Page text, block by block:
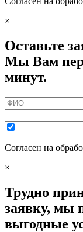
×
Оставьте
Мы Вам
минут.
Согласен на
×
Трудно
заявку, мы
выгодные